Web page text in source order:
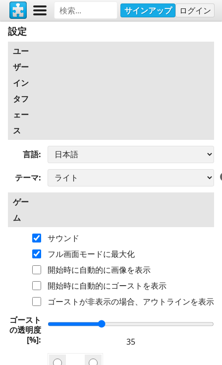
サインアップ ログイン
設定
ユー
ザー
イン
タフ
ェー
ス
言語
テーマ
ゲー
ム
サウンド
フル画面モードに最大化
開始時に自動的に画像を表示
開始時に自動的にゴーストを表示
ゴーストが非表示の場合、アウトラインを表示
ゴースト
の透明度
[%]